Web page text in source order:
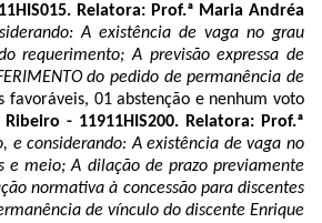
Relatora: Prof.ª Maria Andréa
A existência de vaga no grau
requerimento; A previsão expressa de
do pedido de permanência de
favoráveis, 01 abstenção e nenhum voto
- 11911HIS200. Relatora: Prof.ª
e considerando: A existência de vaga no
e meio; A dilação de prazo previamente
normativa à concessão para discentes
de vínculo do discente Enrique